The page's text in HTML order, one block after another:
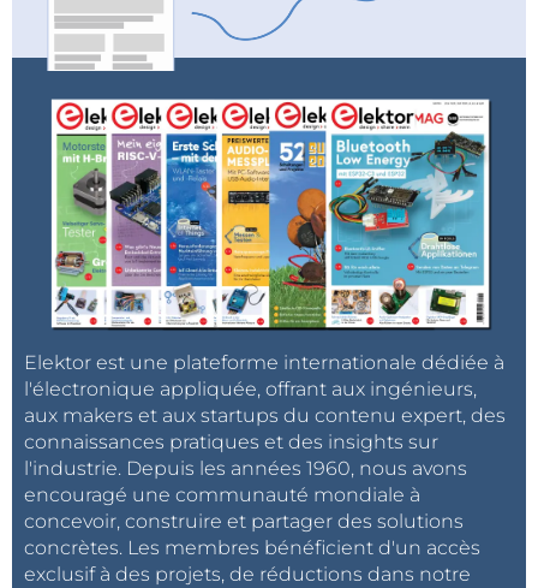
Elektor est une plateforme internationale dédiée à
l'électronique appliquée, offrant aux ingénieurs,
aux makers et aux startups du contenu expert, des
connaissances pratiques et des insights sur
l'industrie. Depuis les années 1960, nous avons
encouragé une communauté mondiale à
concevoir, construire et partager des solutions
concrètes. Les membres bénéficient d'un accès
exclusif à des projets, de réductions dans notre